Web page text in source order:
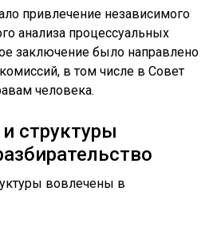
привлечение независимого
анализа процессуальных
заключение было направлено
в том числе в Совет
человека.
структуры